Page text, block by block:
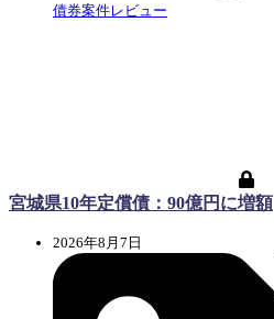
債券案件レビュー
宮城県10年定償債：90億円に増額
2026年8月7日